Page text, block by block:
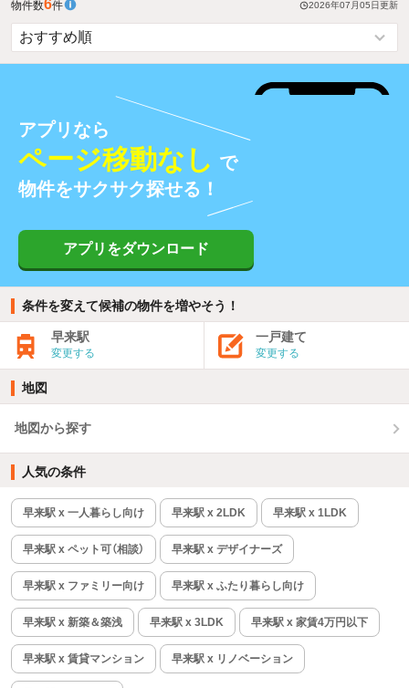
物件数6件 2026年07月05日更新
アプリなら
ページ移動なし で
物件をサクサク探せる！
アプリをダウンロード
条件を変えて候補の物件を増やそう！
早来駅
変更する
一戸建て
変更する
地図
地図から探す
人気の条件
早来駅 x 一人暮らし向け 早来駅 x 2LDK 早来駅 x 1LDK
早来駅 x ペット可（相談） 早来駅 x デザイナーズ
早来駅 x ファミリー向け 早来駅 x ふたり暮らし向け
早来駅 x 新築＆築浅 早来駅 x 3LDK 早来駅 x 家賃4万円以下
早来駅 x 賃貸マンション 早来駅 x リノベーション